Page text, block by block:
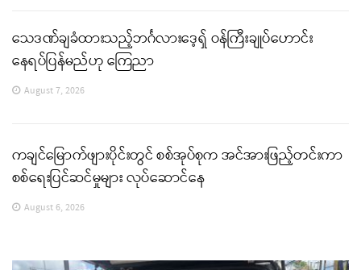
သေဒဏ်ချခံထားသည့်ဘင်္ဂလားဒေ့ရှ် ဝန်ကြီးချုပ်ဟောင်း
နေရပ်ပြန်မည်ဟု ကြေညာ
August 7, 2026
ကချင်မြောက်ဖျားပိုင်းတွင် စစ်အုပ်စုက အင်အားဖြည့်တင်းကာ
စစ်ရေးပြင်ဆင်မှုများ လုပ်ဆောင်နေ
August 6, 2026